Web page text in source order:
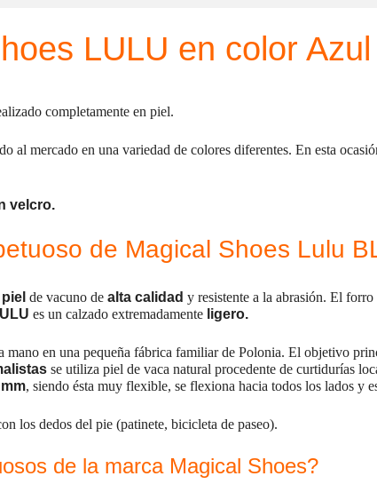
LULU en color
completamente en piel.
al mercado en una variedad de colores diferentes. En esta
velcro.
de Magical Shoes Lulu
de vacuno de alta calidad y resistente a la abrasión. El
es un calzado extremadamente ligero.
en una pequeña fábrica familiar de Polonia. El objetivo
se utiliza piel de vaca natural procedente de curtidurías
, siendo ésta muy flexible, se flexiona hacia todos los lados y
los dedos del pie (patinete, bicicleta de paseo).
de la marca Magical Shoes?